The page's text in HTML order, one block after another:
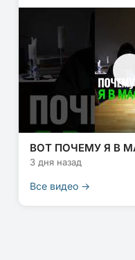
ВОТ ПОЧЕМУ Я В
3 дня назад
Все видео →